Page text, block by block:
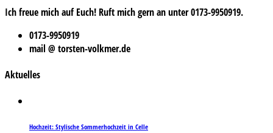
Ich freue mich auf Euch! Ruft mich gern an unter 0173-9950919.
0173-9950919
mail @ torsten-volkmer.de
Aktuelles
Hochzeit: Stylische Sommerhochzeit in Celle